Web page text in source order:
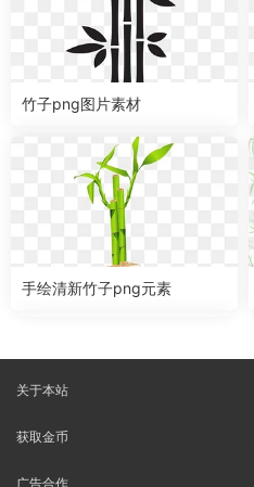
竹子png图片素材
手绘清新竹子png元素
关于本站
获取金币
广告合作